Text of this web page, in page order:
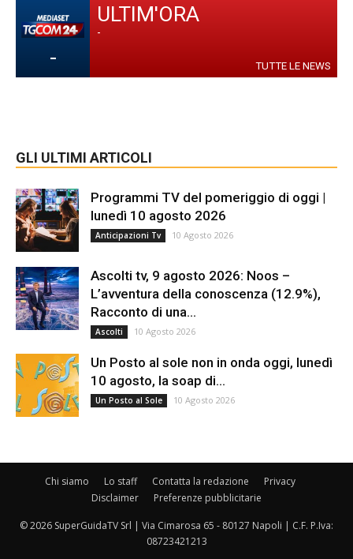
-
ULTIM'ORA
-
TUTTE LE NEWS
GLI ULTIMI ARTICOLI
Programmi TV del pomeriggio di oggi |
lunedì 10 agosto 2026
Anticipazioni Tv 10 Agosto 2026
Ascolti tv, 9 agosto 2026: Noos –
L’avventura della conoscenza (12.9%),
Racconto di una...
Ascolti 10 Agosto 2026
Un Posto al sole non in onda oggi, lunedì
10 agosto, la soap di...
Un Posto al Sole 10 Agosto 2026
Chi siamo Lo staff Contatta la redazione
Privacy
Disclaimer
Preferenze pubblicitarie
© 2026 SuperGuidaTV Srl | Via Cimarosa 65 - 80127 Napoli | C.F. P.Iva:
08723421213